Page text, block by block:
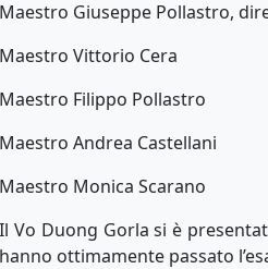
Maestro Giuseppe Pollastro,
Maestro Vittorio Cera
Maestro Filippo Pollastro
Maestro Andrea Castellani
Maestro Monica Scarano
Il Vo Duong Gorla si è
hanno ottimamente passato